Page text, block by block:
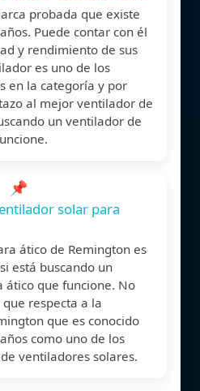
probada que existe
Puede contar con él
y rendimiento de sus
es uno de los
en la categoría y por
al mejor ventilador de
un ventilador de
📌
solar para
ático de Remington es
está buscando un
que funcione. No
respecta a la
que es conocido
como uno de los
ventiladores solares.